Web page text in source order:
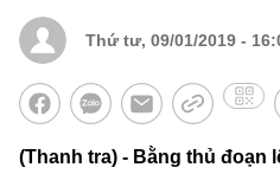
Thứ tư, 09/01/2019 -
(Thanh tra) - Bằng thủ đoạn